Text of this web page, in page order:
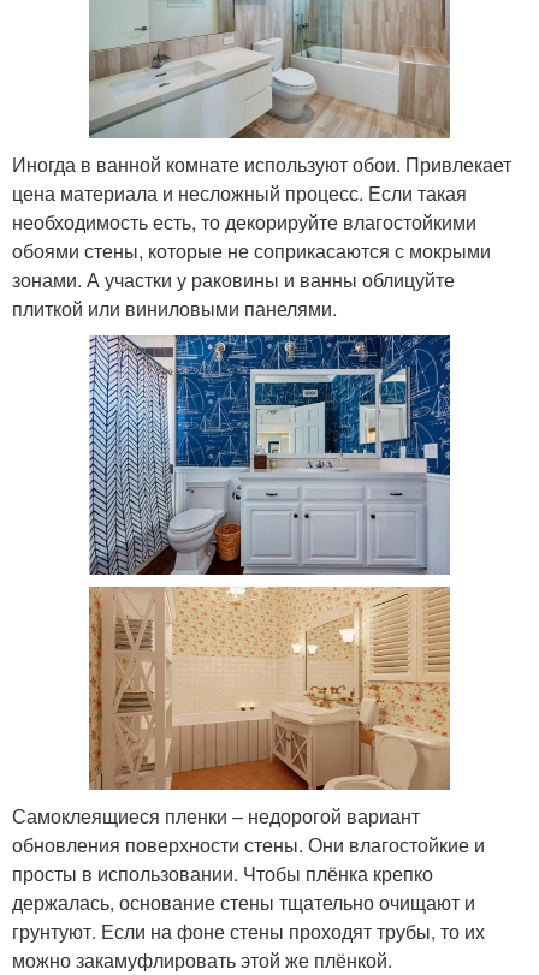
Иногда в ванной комнате используют обои. Привлекает
цена материала и несложный процесс. Если такая
необходимость есть, то декорируйте влагостойкими
обоями стены, которые не соприкасаются с мокрыми
зонами. А участки у раковины и ванны облицуйте
плиткой или виниловыми панелями.
Самоклеящиеся пленки – недорогой вариант
обновления поверхности стены. Они влагостойкие и
просты в использовании. Чтобы плёнка крепко
держалась, основание стены тщательно очищают и
грунтуют. Если на фоне стены проходят трубы, то их
можно закамуфлировать этой же плёнкой.